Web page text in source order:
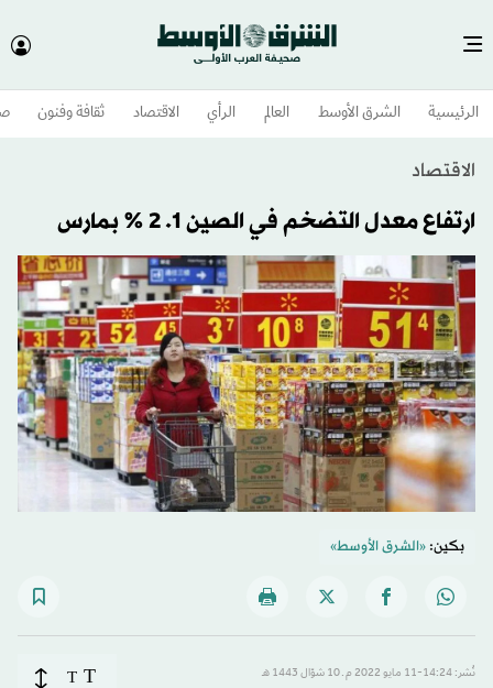
الرئيسية الشرق الأوسط​ العالم الرأي الاقتصاد ثقافة وفنون
الاقتصاد
ارتفاع معدل التضخم في الصين 1. 2 % بمارس
بكين:«الشرق الأوسط»
نُشر: 14:24-11 مايو 2022 م ـ 10 شوّال 1443 هـ T
T